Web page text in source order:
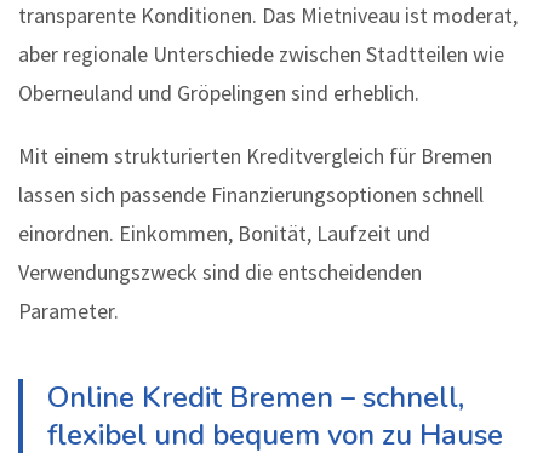
transparente Konditionen. Das Mietniveau ist moderat,
aber regionale Unterschiede zwischen Stadtteilen wie
Oberneuland und Gröpelingen sind erheblich.
Mit einem strukturierten Kreditvergleich für Bremen
lassen sich passende Finanzierungsoptionen schnell
einordnen. Einkommen, Bonität, Laufzeit und
Verwendungszweck sind die entscheidenden
Parameter.
Online Kredit Bremen – schnell,
flexibel und bequem von zu Hause